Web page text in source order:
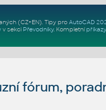
(CZ+EN). Tipy pro AutoCAD
v sekci Převodníky. Kompletní příkazy
fórum,